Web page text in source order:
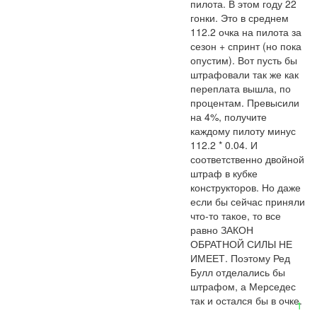
пилота. В этом году 22
гонки. Это в среднем
112.2 очка на пилота за
сезон + спринт (но пока
опустим). Вот пусть бы
штрафовали так же как
переплата вышла, по
процентам. Превысили
на 4%, получите
каждому пилоту минус
112.2 * 0.04. И
соответственно двойной
штраф в кубке
конструкторов. Но даже
если бы сейчас приняли
что-то такое, то все
равно ЗАКОН
ОБРАТНОЙ СИЛЫ НЕ
ИМЕЕТ. Поэтому Ред
Булл отделались бы
штрафом, а Мерседес
так и остался бы в очке.
1